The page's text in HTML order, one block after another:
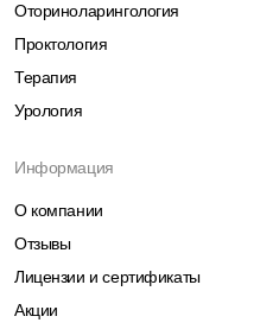
Оториноларингология
Проктология
Терапия
Урология
Информация
О компании
Отзывы
Лицензии и сертификаты
Акции